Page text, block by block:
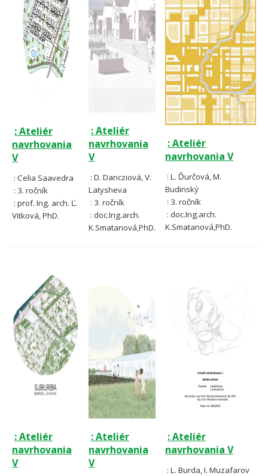
: Ateliér
navrhovania
V
: Celia Saavedra
: 3. ročník
: prof. Ing. arch. Ľ.
Vitková, PhD.
: Ateliér
navrhovania
V
: D. Dancziová, V.
Latysheva
: 3. ročník
: doc.Ing.arch.
K.Smatanová,PhD.
: Ateliér
navrhovania V
: L. Ďurčová, M.
Budinský
: 3. ročník
: doc.Ing.arch.
K.Smatanová,PhD.
: Ateliér
navrhovania
V
: Ateliér
navrhovania
V
: Ateliér
navrhovania V
: L. Burda, I. Muzafarov